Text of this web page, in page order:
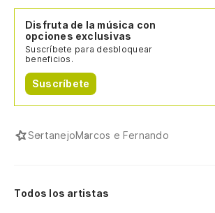
Disfruta de la música con
opciones exclusivas
Suscríbete para desbloquear
beneficios.
Suscríbete
SertanejoMarcos e Fernando
Todos los artistas